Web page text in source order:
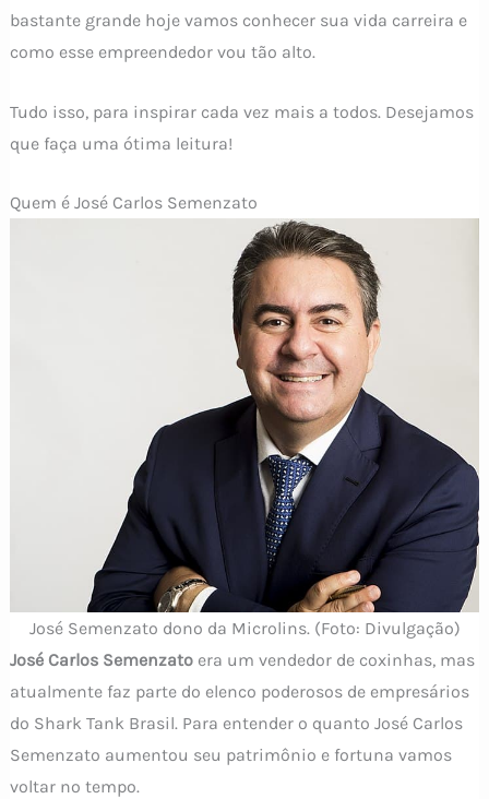
bastante grande hoje vamos conhecer sua vida carreira e
como esse empreendedor vou tão alto.
Tudo isso, para inspirar cada vez mais a todos. Desejamos
que faça uma ótima leitura!
Quem é José Carlos Semenzato
José Semenzato dono da Microlins. (Foto: Divulgação)
José Carlos Semenzatoera um vendedor de coxinhas, mas
atualmente faz parte do elenco poderosos de empresários
do Shark Tank Brasil. Para entender o quanto José Carlos
Semenzato aumentou seu patrimônio e fortuna vamos
voltar no tempo.